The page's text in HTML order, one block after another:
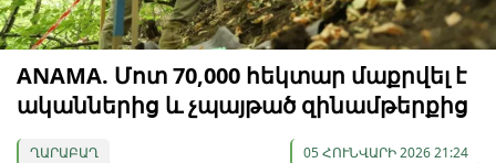
ANAMA. Մոտ 70,000 հեկտար մաքրվել է
ականներից և չպայթած զինամթերքից
ՂԱՐԱԲԱՂ 05 ՀՈՒՆՎԱՐԻ 2026 21:24